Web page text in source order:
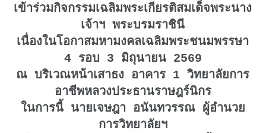
เข้าร่วมกิจกรรมเฉลิมพระเกียรติสมเด็จพระนาง
เจ้าฯ พระบรมราชินี
เนื่องในโอกาสมหามงคลเฉลิมพระชนมพรรษา
4 รอบ 3 มิถุนายน 2569
ณ บริเวณหน้าเสาธง อาคาร 1 วิทยาลัยการ
อาชีพหลวงประธานราษฎร์นิกร
ในการนี้ นายเจษฎา อนันทวรรณ ผู้อำนวย
การวิทยาลัยฯ